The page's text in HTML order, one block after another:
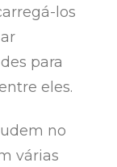
los
para
eles.
no
várias